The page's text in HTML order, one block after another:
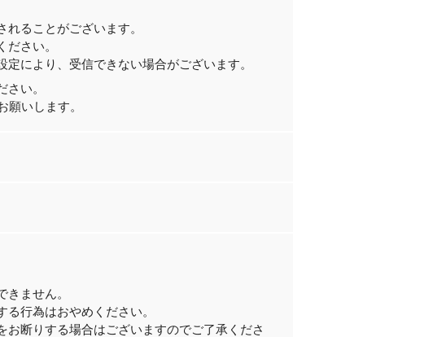
ることがございます。
さい。
により、受信できない場合がございます。
い。
いします。
ません。
行為はおやめください。
お断りする場合はございますのでご了承くださ